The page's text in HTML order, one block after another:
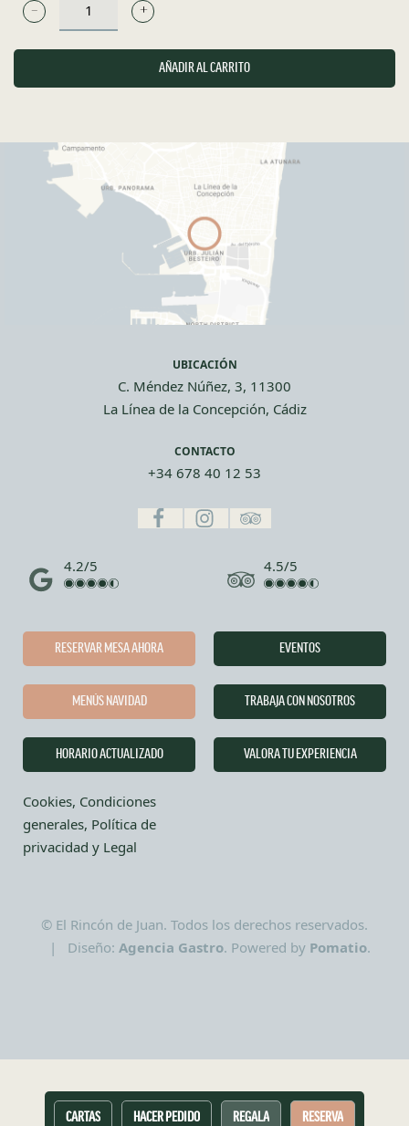
CARTAS HACER PEDIDO REGALA RESERVA
BRUGAL
RON
AÑADIR AL CARRITO
UBICACIÓN
C. Méndez Núñez, 3, 11300
La Línea de la Concepción, Cádiz
CONTACTO
+34 678 40 12 53
4.2/5 4.5/5
RESERVAR MESA AHORA
MENÚS NAVIDAD
HORARIO ACTUALIZADO
Cookies, Condiciones
generales, Política de
privacidad y Legal
EVENTOS
TRABAJA CON NOSOTROS
VALORA TU EXPERIENCIA
© El Rincón de Juan. Todos los derechos reservados.
| Diseño: Agencia Gastro. Powered by Pomatio.